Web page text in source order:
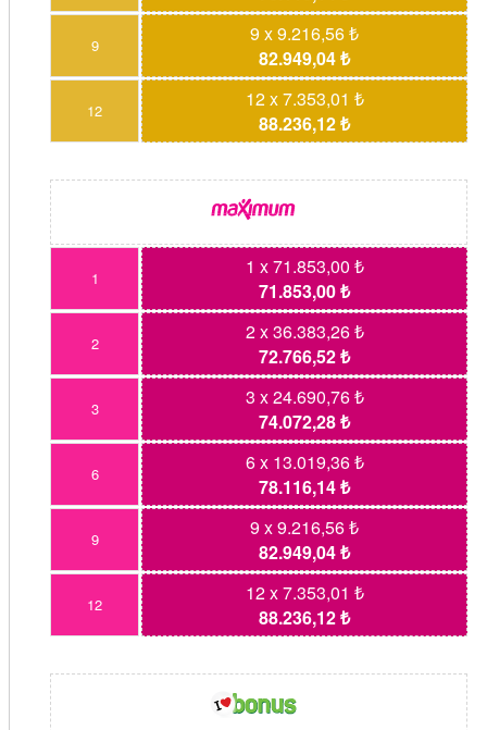
9
9 x 9.216,56 ₺
82.949,04 ₺
12
12 x 7.353,01 ₺
88.236,12 ₺
1
1 x 71.853,00 ₺
71.853,00 ₺
2
2 x 36.383,26 ₺
72.766,52 ₺
3
3 x 24.690,76 ₺
74.072,28 ₺
6
6 x 13.019,36 ₺
78.116,14 ₺
9
9 x 9.216,56 ₺
82.949,04 ₺
12
12 x 7.353,01 ₺
88.236,12 ₺